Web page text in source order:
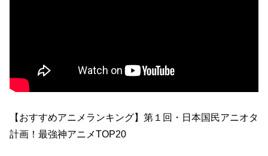
【おすすめアニメランキング】第１回・日本国民アニオタ
計画！最強神アニメTOP20